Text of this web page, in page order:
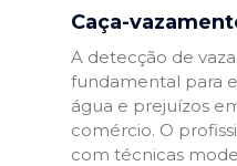
Caça-
A detecção de
fundamental para
água e prejuízos
comércio. O
com técnicas